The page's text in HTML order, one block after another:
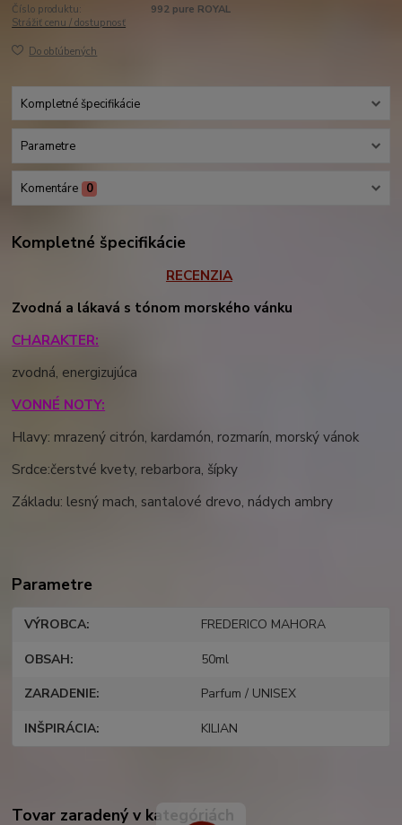
Číslo produktu:
992 pure ROYAL
Strážiť cenu / dostupnosť
Do obľúbených
Kompletné špecifikácie
Parametre
Komentáre 0
Kompletné špecifikácie
RECENZIA
Zvodná a lákavá s tónom morského vánku
CHARAKTER:
zvodná, energizujúca
VONNÉ NOTY:
Hlavy: mrazený citrón, kardamón, rozmarín, morský vánok
Srdce:čerstvé kvety, rebarbora, šípky
Základu: lesný mach, santalové drevo, nádych ambry
Parametre
VÝROBCA FREDERICO MAHORA
OBSAH 50ml
ZARADENIE Parfum / UNISEX
INŠPIRÁCIA KILIAN
Tovar zaradený v kategóriách